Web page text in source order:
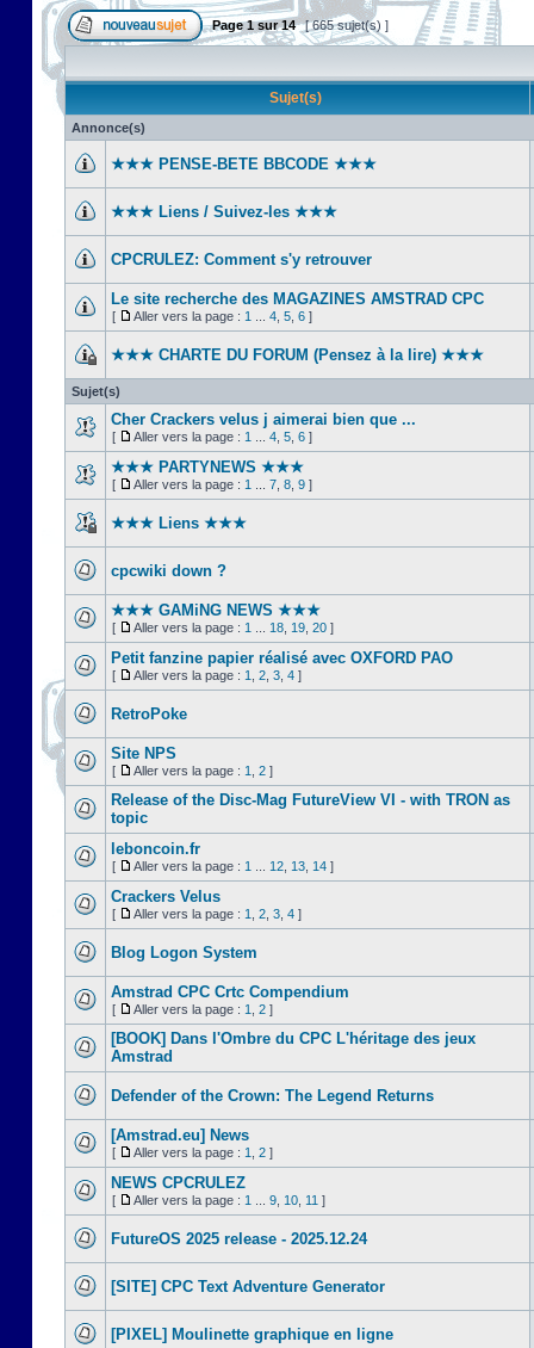
Page1sur14 [ 665 sujet(s) ]
Sujet(s)
Annonce(s)
★★★ PENSE-BETE BBCODE ★★★
★★★ Liens / Suivez-les ★★★
CPCRULEZ: Comment s'y retrouver‎
Le site recherche des MAGAZINES AMSTRAD CPC
[ Aller vers la page : 1 4 5 6 ]
★★★ CHARTE DU FORUM (Pensez à la lire) ★★★
Sujet(s)
Cher Crackers velus j aimerai bien que ...
[ Aller vers la page : 1 4 5 6 ]
★★★ PARTYNEWS ★★★
[ Aller vers la page : 1 7 8 9 ]
★★★ Liens ★★★
cpcwiki down ?
★★★ GAMiNG NEWS ★★★
[ Aller vers la page : 1 18 19 20 ]
Petit fanzine papier réalisé avec OXFORD PAO
[ Aller vers la page : 1 2 3 4 ]
RetroPoke
Site NPS
[ Aller vers la page : 1 2 ]
Release of the Disc-Mag FutureView VI - with TRON as
topic
leboncoin.fr
[ Aller vers la page : 1 12 13 14 ]
Crackers Velus
[ Aller vers la page : 1 2 3 4 ]
Blog Logon System
Amstrad CPC Crtc Compendium
[ Aller vers la page : 1 2 ]
[BOOK] Dans l'Ombre du CPC L'héritage des jeux
Amstrad
Defender of the Crown: The Legend Returns
[Amstrad.eu] News
[ Aller vers la page : 1 2 ]
NEWS CPCRULEZ
[ Aller vers la page : 1 9 10 11 ]
FutureOS 2025 release - 2025.12.24
[SITE] CPC Text Adventure Generator
[PIXEL] Moulinette graphique en ligne